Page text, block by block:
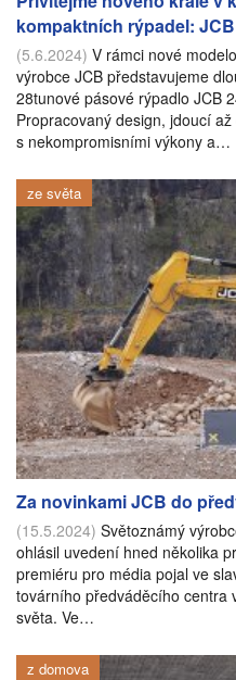
kompaktních rýpadel:
(5.6.2024) V rámci nové
výrobce JCB představujeme
28tunové pásové rýpadlo JCB
Propracovaný design, jdoucí
s nekompromisními výkony a…
ze světa
Za novinkami JCB do
(15.5.2024) Světoznámý
ohlásil uvedení hned několika
premiéru pro média pojal ve
továrního předváděcího centra
světa. Ve…
z domova